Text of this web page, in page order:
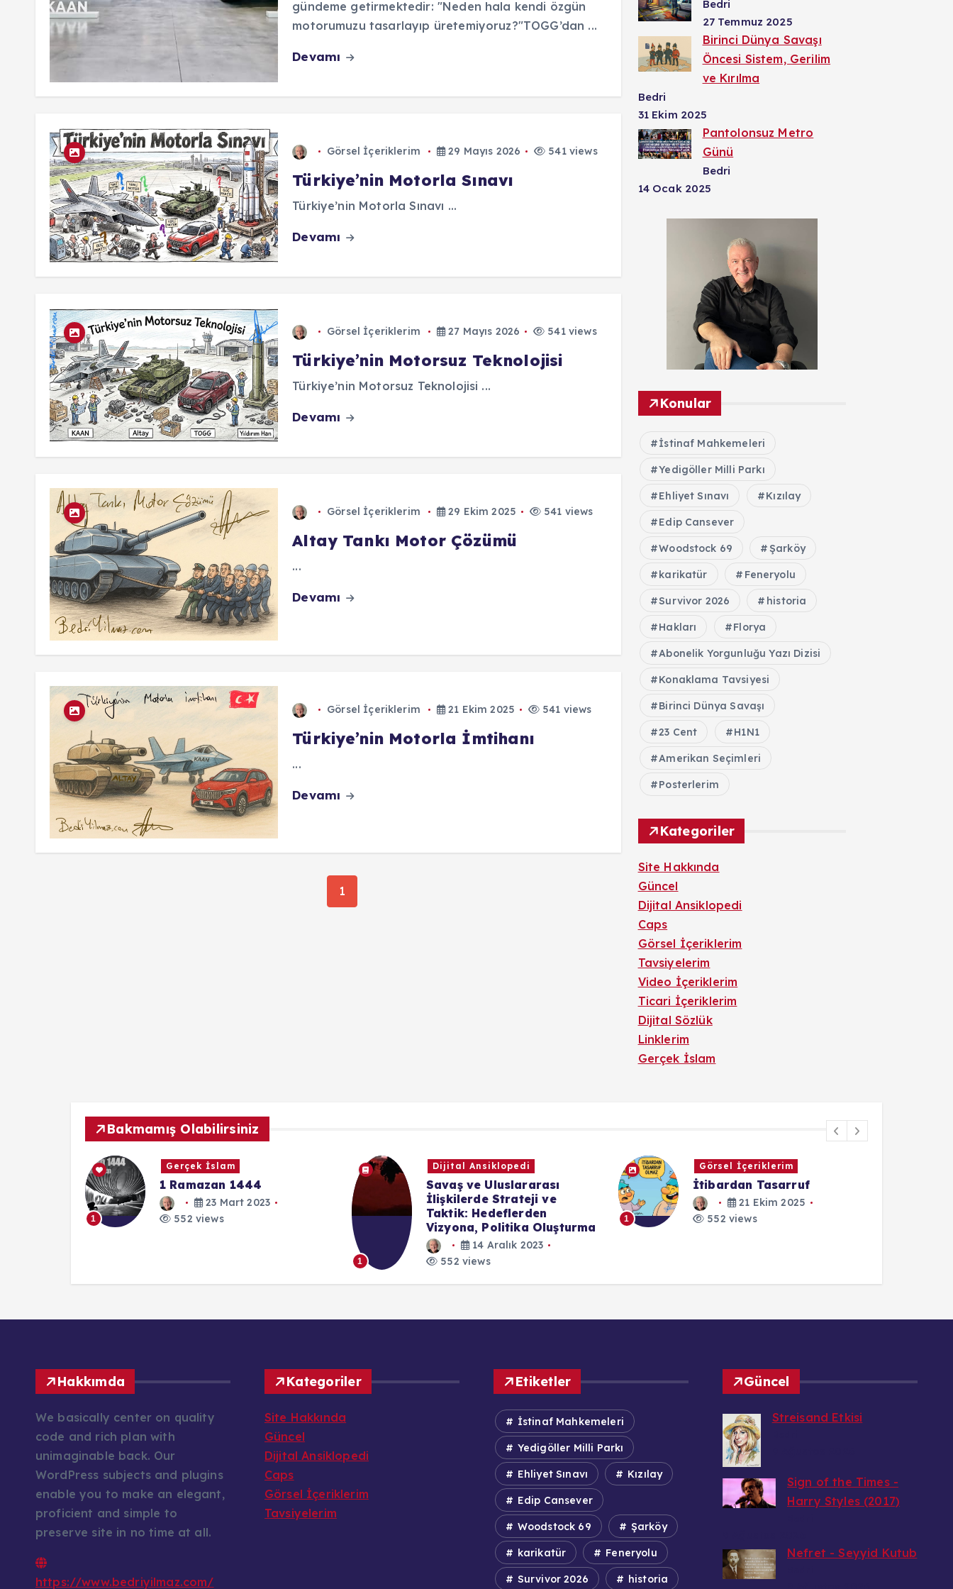
gündeme getirmektedir: "Neden hala kendi özgün
motorumuzu tasarlayıp üretemiyoruz?"TOGG’dan ...
Devamı
Görsel İçeriklerim 29 Mayıs 2026 541 views
Türkiye’nin Motorla Sınavı
Türkiye’nin Motorla Sınavı ...
Devamı
Görsel İçeriklerim 27 Mayıs 2026 541 views
Türkiye’nin Motorsuz Teknolojisi
Türkiye’nin Motorsuz Teknolojisi ...
Devamı
Görsel İçeriklerim 29 Ekim 2025 541 views
Altay Tankı Motor Çözümü
...
Devamı
Görsel İçeriklerim 21 Ekim 2025 541 views
Türkiye’nin Motorla İmtihanı
...
Devamı
1
Bedri
27 Temmuz 2025
Birinci Dünya Savaşı
Öncesi Sistem, Gerilim
ve Kırılma
Bedri
31 Ekim 2025
Pantolonsuz Metro
Günü
Bedri
14 Ocak 2025
Konular
İstinaf Mahkemeleri
Yedigöller Milli Parkı
Ehliyet Sınavı Kızılay
Edip Cansever
Woodstock 69 Şarköy
karikatür Feneryolu
Survivor 2026 historia
Hakları Florya
Abonelik Yorgunluğu Yazı Dizisi
Konaklama Tavsiyesi
Birinci Dünya Savaşı
23 Cent H1N1
Amerikan Seçimleri
Posterlerim
Kategoriler
Site Hakkında
Güncel
Dijital Ansiklopedi
Caps
Görsel İçeriklerim
Tavsiyelerim
Video İçeriklerim
Ticari İçeriklerim
Dijital Sözlük
Linklerim
Gerçek İslam
Bakmamış Olabilirsiniz
1
Gerçek İslam
1 Ramazan 1444
23 Mart 2023
552 views
1
Dijital Ansiklopedi
Savaş ve Uluslararası
İlişkilerde Strateji ve
Taktik: Hedeflerden
Vizyona, Politika Oluşturma
14 Aralık 2023
552 views
1
Görsel İçeriklerim
İtibardan Tasarruf
21 Ekim 2025
552 views
Hakkımda
We basically center on quality
code and rich plan with
unimaginable back. Our
WordPress subjects and plugins
enable you to make an elegant,
proficient and simple to
preserve site in no time at all.
https://www.bedriyilmaz.com/
Kategoriler
Site Hakkında
Güncel
Dijital Ansiklopedi
Caps
Görsel İçeriklerim
Tavsiyelerim
Etiketler
İstinaf Mahkemeleri
Yedigöller Milli Parkı
Ehliyet Sınavı Kızılay
Edip Cansever
Woodstock 69 Şarköy
karikatür Feneryolu
Survivor 2026 historia
Güncel
Streisand Etkisi
Sign of the Times -
Harry Styles (2017)
Nefret - Seyyid Kutub